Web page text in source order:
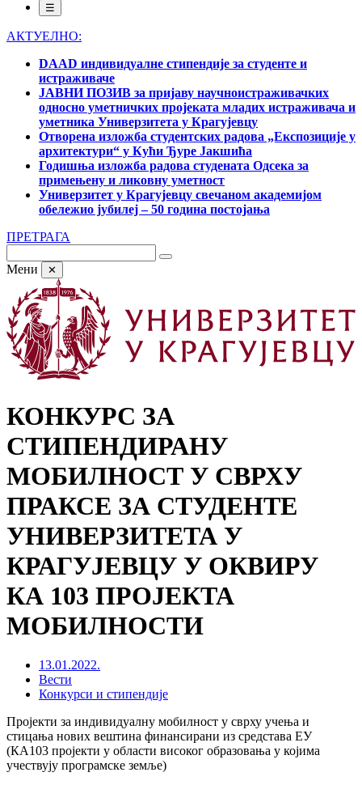
☰
АКТУЕЛНО:
DAAD индивидуалне стипендије за студенте и
истраживаче
ЈАВНИ ПОЗИВ за пријаву научноистраживачких
односно уметничких пројеката младих истраживача и
уметника Универзитета у Крагујевцу
Отворена изложба студентских радова „Експозиције у
архитектури“ у Кући Ђуре Јакшића
Годишња изложба радова студената Одсека за
примењену и ликовну уметност
Универзитет у Крагујевцу свечаном академијом
обележио јубилеј – 50 година постојања
ПРЕТРАГА
Мени ✕
КОНКУРС ЗА
СТИПЕНДИРАНУ
МОБИЛНОСТ У СВРХУ
ПРАКСЕ ЗА СТУДЕНТЕ
УНИВЕРЗИТЕТА У
КРАГУЈЕВЦУ У ОКВИРУ
КА 103 ПРОЈЕКТА
МОБИЛНОСТИ
13.01.2022.
Вести
Конкурси и стипендије
Пројекти за индивидуалну мобилност у сврху учења и
стицања нових вештина финансирани из средстава ЕУ
(КА103 пројекти у области високог образовања у којима
учествују програмске земље)